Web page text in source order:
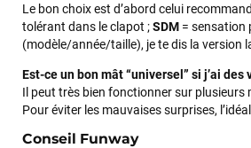
Le bon choix est d’abord celui
tolérant dans le clapot ;SDM = sensation
(modèle/année/taille), je te dis la version
Est-ce un bon mât “universel” si j’ai
Il peut très bien fonctionner sur plusieurs
Pour éviter les mauvaises surprises,
Conseil Funway